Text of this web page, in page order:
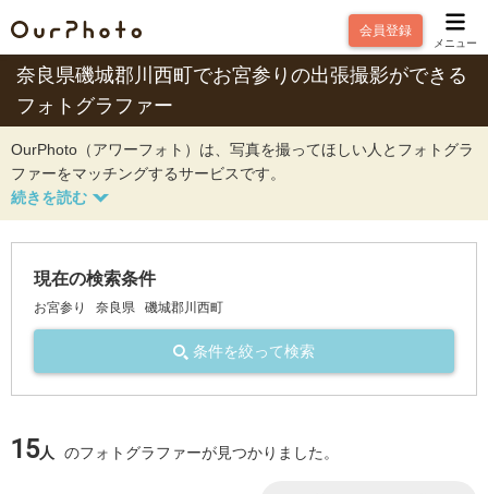
会員登録
メニュー
奈良県磯城郡川西町でお宮参りの出張撮影ができる
フォトグラファー
OurPhoto（アワーフォト）は、写真を撮ってほしい人とフォトグラ
ファーをマッチングするサービスです。
現在の検索条件
お宮参り 奈良県 磯城郡川西町
条件を絞って検索
15人 のフォトグラファーが見つかりました。